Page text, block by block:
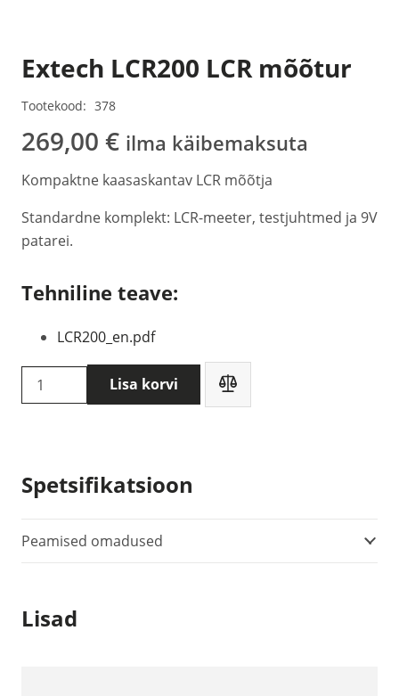
Extech LCR200 LCR mõõtur
Tootekood: 378
269,00 € ilma käibemaksuta
Kompaktne kaasaskantav LCR mõõtja
Standardne komplekt: LCR-meeter, testjuhtmed ja 9V
patarei.
Tehniline teave:
LCR200_en.pdf
Extech
LCR200
Lisa korvi
Spetsifikatsioon
Peamised omadused
Lisad